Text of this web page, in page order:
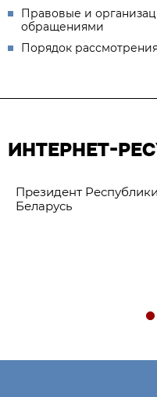
Правовые и
обращениями
Порядок
ИНТЕРНЕТ-
Президент Республики
Беларусь